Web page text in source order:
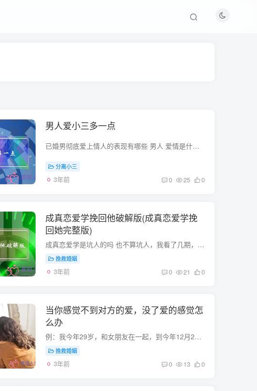
男人爱小三多一点
已婚男彻底爱上情人的表现有哪些 男人 爱情是什么？爱情就是男人对女人无私的给予。真正想给你幸福的男人，会诚心实意的给你这三样东西： 1、爱你的男人会给你足够的时间 2、爱你的男人会给你足...
分离小三
3年前 0 25 0
成真恋爱学挽回他破解版(成真恋爱学挽
回她完整版)
成真恋爱学是坑人的吗 也不算坑人，我看了几期，讲的也对，但就是有点情商的都知道，这都是常识。。。其实恋爱不仅仅是一个技巧上的东西，成真恋爱学我也看过，他只是从行动上和心理上来剖析恋...
挽救婚姻
3年前 0 21 0
当你感觉不到对方的爱，没了爱的感觉怎
么办
例：我今年29岁，和女朋友在一起，到今年12月23日正好五年。我本来打算明年结婚，但是我发现了一个问题。我感觉不到我还爱着她。爱情要幸福，想分开的时候就会痛苦。我们相遇的那天，就在平安夜...
挽救婚姻
3年前 0 13 0